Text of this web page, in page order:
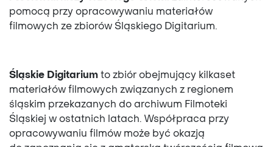
pomocą przy opracowywaniu materiałów
filmowych ze zbiorów Śląskiego Digitarium.
Śląskie Digitarium to zbiór obejmujący kilkaset
materiałów filmowych związanych z regionem
śląskim przekazanych do archiwum Filmoteki
Śląskiej w ostatnich latach. Współpraca przy
opracowywaniu filmów może być okazją